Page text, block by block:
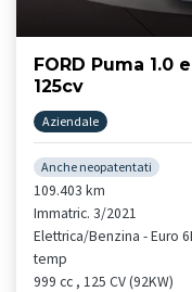
FORD Puma 1.0
125cv
Aziendale
Anche neopatentati
109.403 km
Immatric. 3/2021
Elettrica/Benzina - Euro
temp
999 cc , 125 CV (92KW)